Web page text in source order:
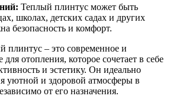
Теплый плинтус может быть
школах, детских садах и других
безопасность и комфорт.
плинтус – это современное и
отопления, которое сочетает в себе
и эстетику. Он идеально
уютной и здоровой атмосферы в
от его назначения.